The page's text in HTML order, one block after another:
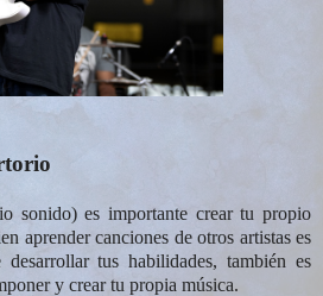
sonido) es importante crear tu propio
aprender canciones de otros artistas es
tus habilidades, también es
y crear tu propia música.